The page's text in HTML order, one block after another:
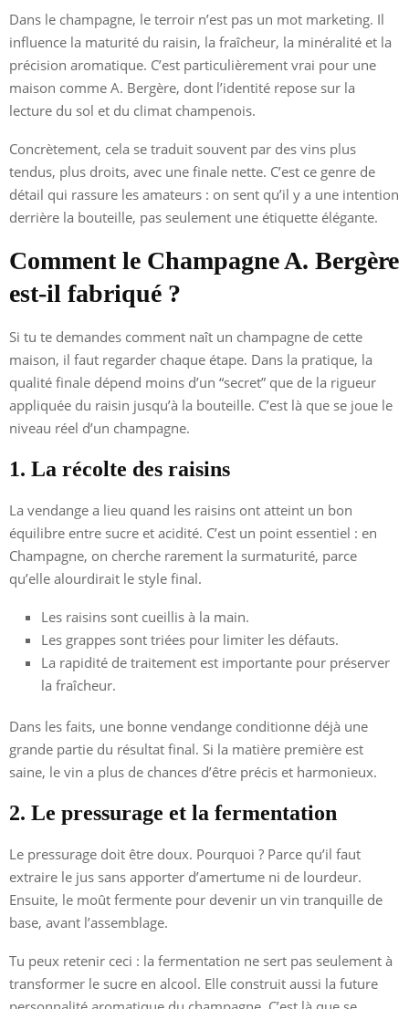
Dans le champagne, le terroir n’est pas un mot marketing. Il
influence la maturité du raisin, la fraîcheur, la minéralité et la
précision aromatique. C’est particulièrement vrai pour une
maison comme A. Bergère, dont l’identité repose sur la
lecture du sol et du climat champenois.
Concrètement, cela se traduit souvent par des vins plus
tendus, plus droits, avec une finale nette. C’est ce genre de
détail qui rassure les amateurs : on sent qu’il y a une intention
derrière la bouteille, pas seulement une étiquette élégante.
Comment le Champagne A. Bergère
est-il fabriqué ?
Si tu te demandes comment naît un champagne de cette
maison, il faut regarder chaque étape. Dans la pratique, la
qualité finale dépend moins d’un “secret” que de la rigueur
appliquée du raisin jusqu’à la bouteille. C’est là que se joue le
niveau réel d’un champagne.
1. La récolte des raisins
La vendange a lieu quand les raisins ont atteint un bon
équilibre entre sucre et acidité. C’est un point essentiel : en
Champagne, on cherche rarement la surmaturité, parce
qu’elle alourdirait le style final.
Les raisins sont cueillis à la main.
Les grappes sont triées pour limiter les défauts.
La rapidité de traitement est importante pour préserver
la fraîcheur.
Dans les faits, une bonne vendange conditionne déjà une
grande partie du résultat final. Si la matière première est
saine, le vin a plus de chances d’être précis et harmonieux.
2. Le pressurage et la fermentation
Le pressurage doit être doux. Pourquoi ? Parce qu’il faut
extraire le jus sans apporter d’amertume ni de lourdeur.
Ensuite, le moût fermente pour devenir un vin tranquille de
base, avant l’assemblage.
Tu peux retenir ceci : la fermentation ne sert pas seulement à
transformer le sucre en alcool. Elle construit aussi la future